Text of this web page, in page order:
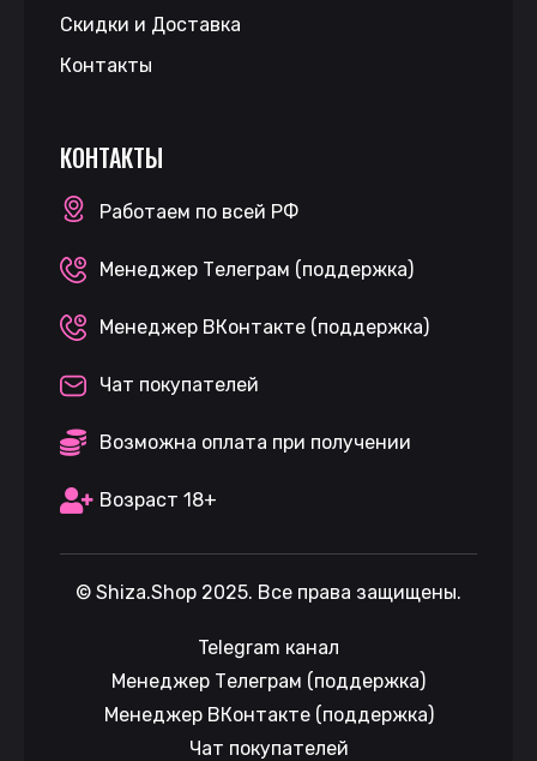
Скидки и Доставка
Контакты
КОНТАКТЫ
Работаем по всей РФ
Менеджер Телеграм (поддержка)
Менеджер ВКонтакте (поддержка)
Чат покупателей
Возможна оплата при получении
Возраст 18+
© Shiza.Shop 2025. Все права защищены.
Telegram канал
Менеджер Телеграм (поддержка)
Менеджер ВКонтакте (поддержка)
Чат покупателей